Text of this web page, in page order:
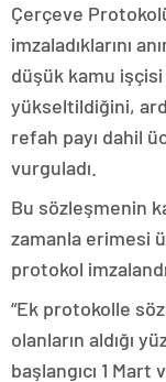
Çerçeve
imzaladıklarını
düşük kamu
yükseltildiğini,
refah payı dahil
vurguladı.
Bu sözleşmenin
zamanla erimesi
protokol
“Ek protokolle
olanların aldığı
başlangıcı 1